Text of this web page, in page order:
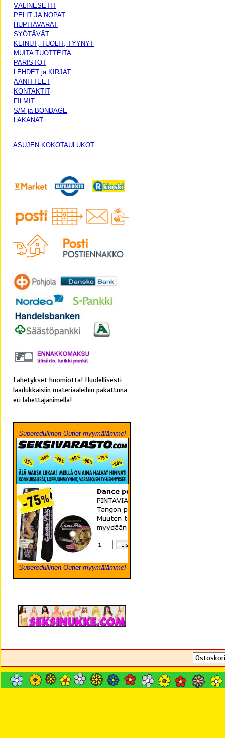
VÄLINESETIT
PELIT JA NOPAT
HUPITAVARAT
SYÖTÄVÄT
KEINUT, TUOLIT, TYYNYT
MUITA TUOTTEITA
PARISTOT
LEHDET ja KIRJAT
ÄÄNITTEET
KONTAKTIT
FILMIT
S/M ja BONDAGE
LAKANAT
ASUJEN KOKOTAULUKOT
Lähetykset huomiotta! Huolellisesti
laadukkaisiin materiaaleihin pakattuna
eri lähettäjänimellä!
Superedullinen Outlet-myymälämme!
Superedullinen Outlet-myymälämme!